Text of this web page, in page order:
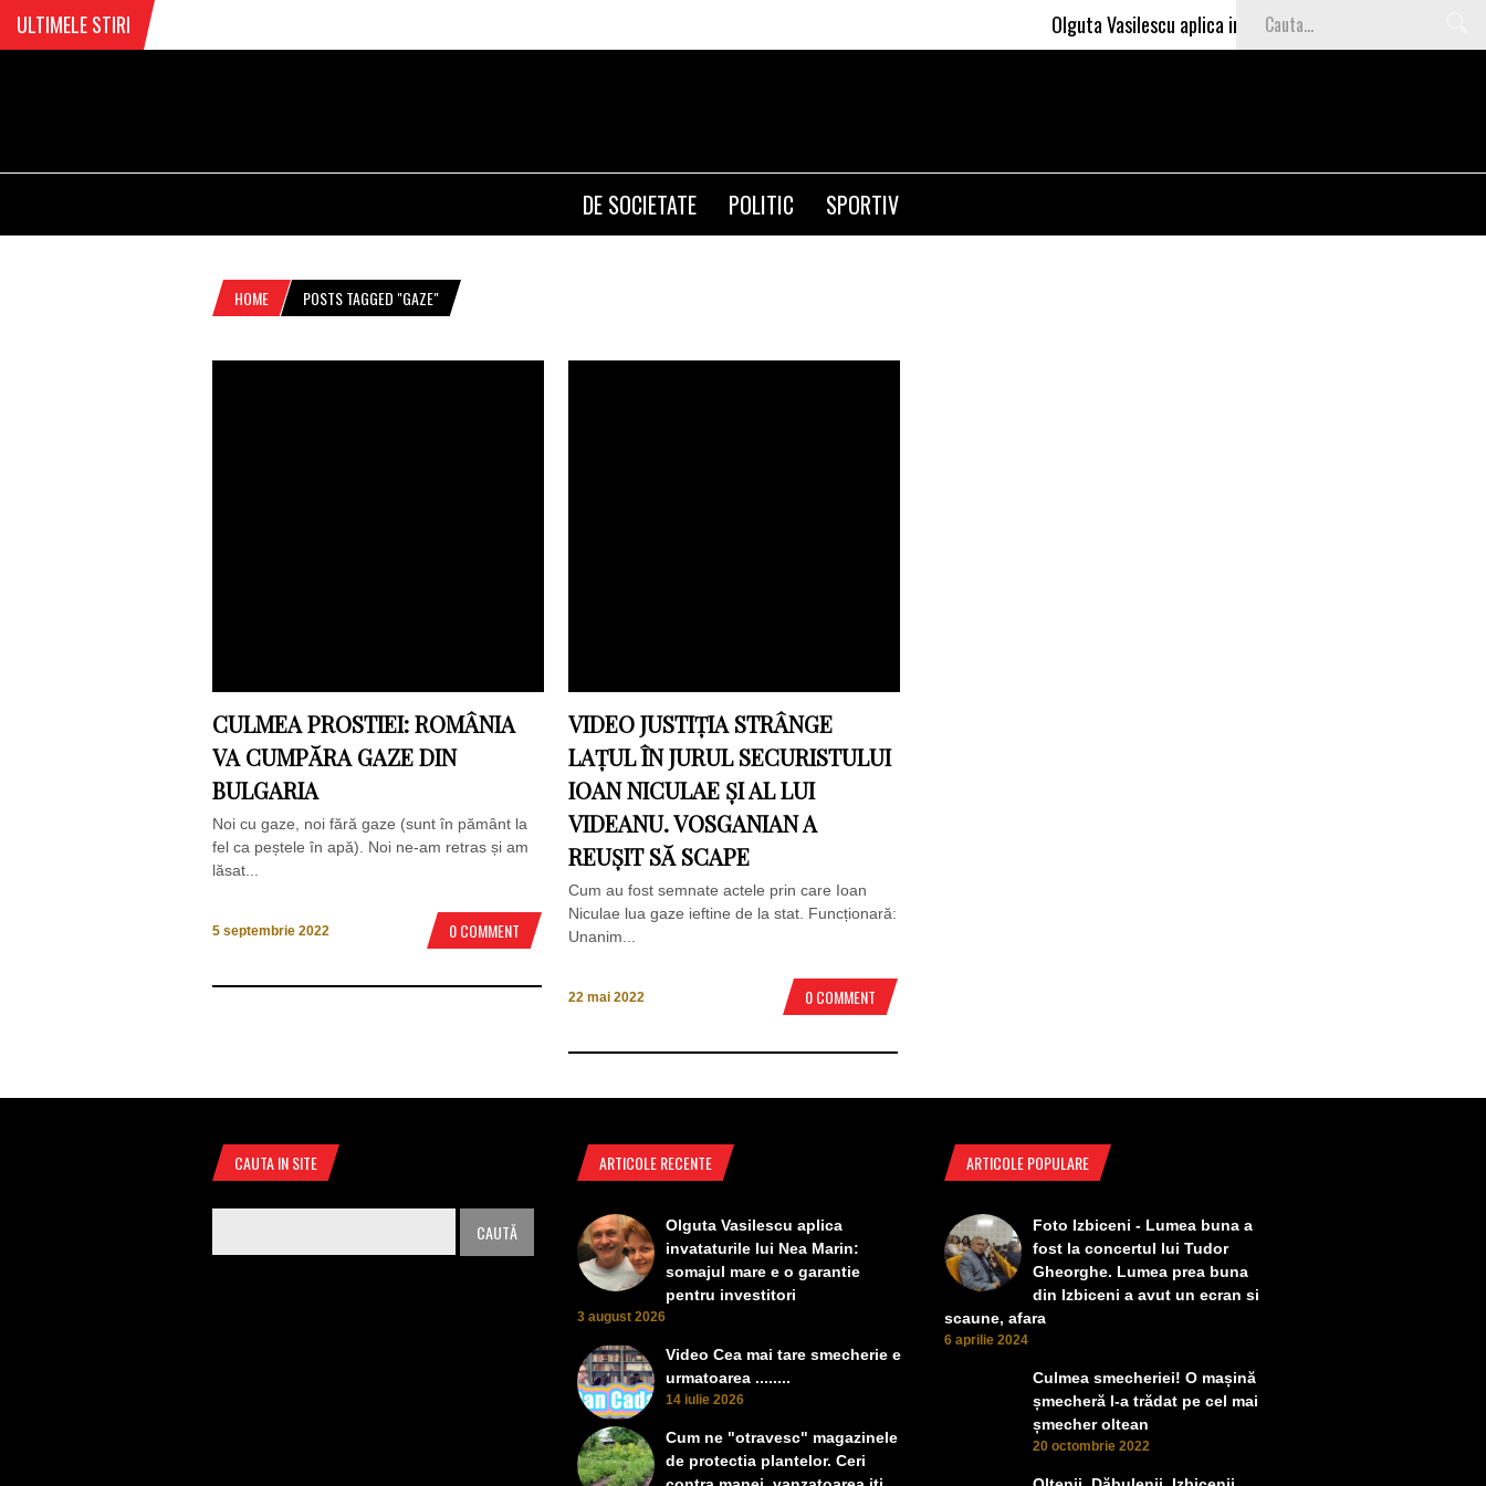
ULTIMELE STIRI Olguta Vasilescu aplica invataturile lui Nea Marin: somajul
DE SOCIETATE POLITIC SPORTIV
HOME POSTS TAGGED "GAZE"
CULMEA PROSTIEI: ROMÂNIA
VA CUMPĂRA GAZE DIN
BULGARIA
Noi cu gaze, noi fără gaze (sunt în pământ la
fel ca peștele în apă). Noi ne-am retras și am
lăsat...
5 septembrie 2022 0 COMMENT
VIDEO JUSTIȚIA STRÂNGE
LAȚUL ÎN JURUL SECURISTULUI
IOAN NICULAE ȘI AL LUI
VIDEANU. VOSGANIAN A
REUȘIT SĂ SCAPE
Cum au fost semnate actele prin care Ioan
Niculae lua gaze ieftine de la stat. Funcționară:
Unanim...
22 mai 2022 0 COMMENT
CAUTA IN SITE ARTICOLE RECENTE
Olguta Vasilescu aplica
invataturile lui Nea Marin:
somajul mare e o garantie
pentru investitori
3 august 2026
Video Cea mai tare smecherie e
urmatoarea ........
14 iulie 2026
Cum ne "otravesc" magazinele
de protectia plantelor. Ceri
ARTICOLE POPULARE
Foto Izbiceni - Lumea buna a
fost la concertul lui Tudor
Gheorghe. Lumea prea buna
din Izbiceni a avut un ecran si
scaune, afara
6 aprilie 2024
Culmea smecheriei! O mașină
șmecheră l-a trădat pe cel mai
șmecher oltean
20 octombrie 2022